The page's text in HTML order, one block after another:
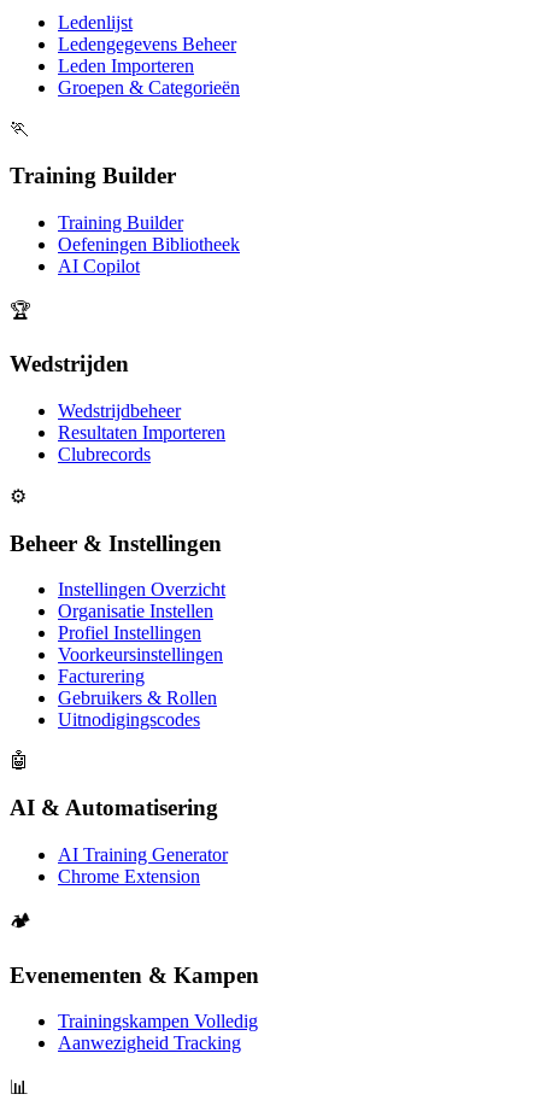
Ledenlijst
Ledengegevens Beheer
Leden Importeren
Groepen & Categorieën
🏃
Training Builder
Training Builder
Oefeningen Bibliotheek
AI Copilot
🏆
Wedstrijden
Wedstrijdbeheer
Resultaten Importeren
Clubrecords
⚙️
Beheer & Instellingen
Instellingen Overzicht
Organisatie Instellen
Profiel Instellingen
Voorkeursinstellingen
Facturering
Gebruikers & Rollen
Uitnodigingscodes
🤖
AI & Automatisering
AI Training Generator
Chrome Extension
🏕️
Evenementen & Kampen
Trainingskampen Volledig
Aanwezigheid Tracking
📊